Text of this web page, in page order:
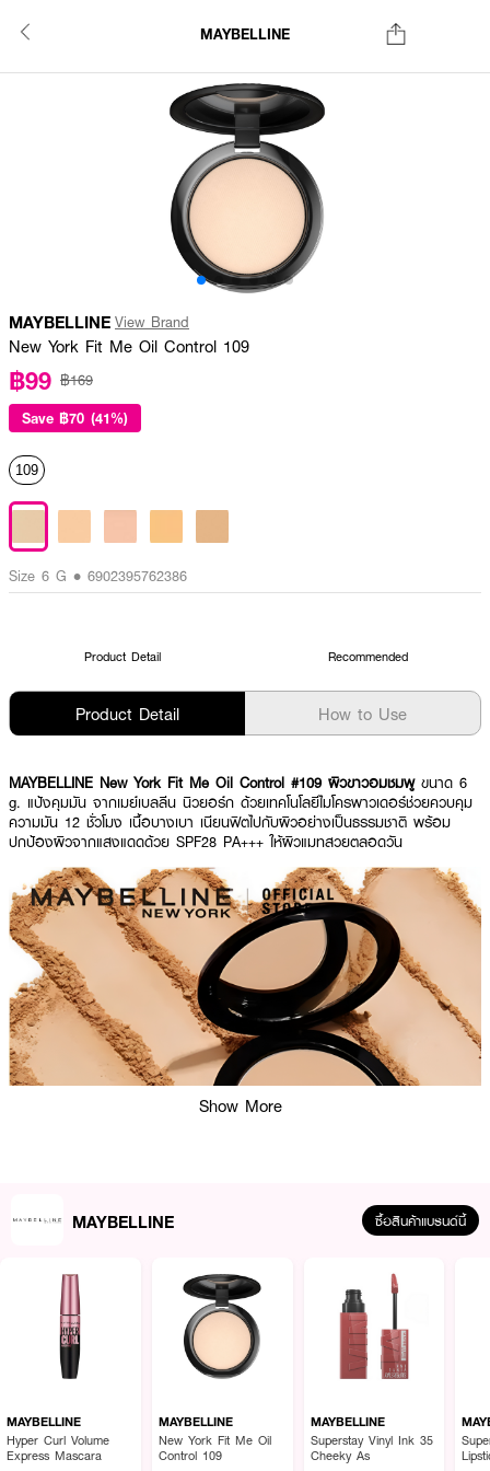
MAYBELLINE
MAYBELLINE View Brand
New York Fit Me Oil Control 109
฿99 ฿169
Save ฿70 (41%)
109
Size 6 G • 6902395762386
Product Detail Recommended
Product Detail How to Use
MAYBELLINE New York Fit Me Oil Control #109 ผิวขาวอมชมพู ขนาด 6
g. แป้งคุมมัน จากเมย์เบลลีน นิวยอร์ก ด้วยเทคโนโลยีไมโครพาวเดอร์ช่วยควบคุม
ความมัน 12 ชั่วโมง เนื้อบางเบา เนียนฟิตไปกับผิวอย่างเป็นธรรมชาติ พร้อม
ปกป้องผิวจากแสงแดดด้วย SPF28 PA+++ ให้ผิวแมทสวยตลอดวัน
ผลลัพธ์ที่ได้ :
พาวเดอร์ช่วยควบคุมความมัน 12 ชั่วโมง เนื้อบางเบา เนียนฟิตไปกับผิวอย่างเป็น
ธรรมชาติ พร้อมปกป้องผิวจากแสงแดดด้วย SPF28 PA+++ ให้ผิวแมทสวย
ตลอดวัน
Show More
MAYBELLINE ซื้อสินค้าแบรนด์นี้
MAYBELLINE
Hyper Curl Volume
Express Mascara
MAYBELLINE
New York Fit Me Oil
Control 109
MAYBELLINE
Superstay Vinyl Ink 35
Cheeky As